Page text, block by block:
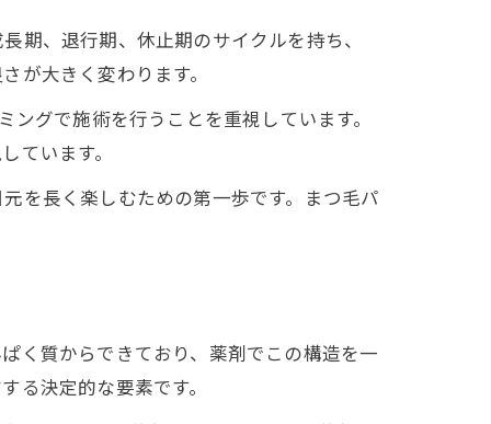
期、退行期、休止期のサイクルを持ち、
が大きく変わります。
グで施術を行うことを重視しています。
ています。
を長く楽しむための第一歩です。まつ毛パ
く質からできており、薬剤でこの構造を一
る決定的な要素です。